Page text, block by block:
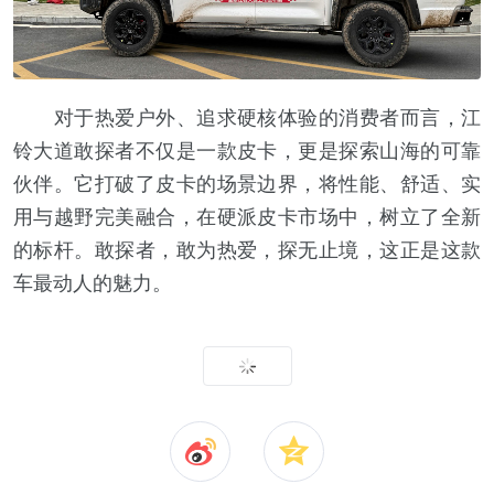
对于热爱户外、追求硬核体验的消费者而言，江
铃大道敢探者不仅是一款皮卡，更是探索山海的可靠
伙伴。它打破了皮卡的场景边界，将性能、舒适、实
用与越野完美融合，在硬派皮卡市场中，树立了全新
的标杆。敢探者，敢为热爱，探无止境，这正是这款
车最动人的魅力。